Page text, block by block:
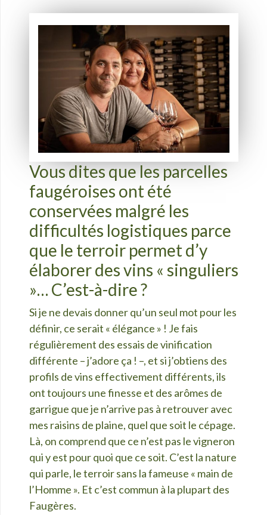
Vous dites que les parcelles
faugéroises ont été
conservées malgré les
difficultés logistiques parce
que le terroir permet d’y
élaborer des vins « singuliers
»… C’est-à-dire ?
Si je ne devais donner qu’un seul mot pour les
définir, ce serait « élégance » ! Je fais
régulièrement des essais de vinification
différente – j’adore ça ! –, et si j’obtiens des
profils de vins effectivement différents, ils
ont toujours une finesse et des arômes de
garrigue que je n’arrive pas à retrouver avec
mes raisins de plaine, quel que soit le cépage.
Là, on comprend que ce n’est pas le vigneron
qui y est pour quoi que ce soit. C’est la nature
qui parle, le terroir sans la fameuse « main de
l’Homme ». Et c’est commun à la plupart des
Faugères.